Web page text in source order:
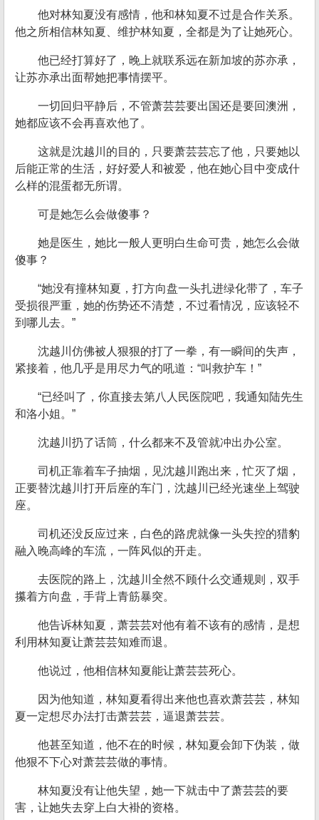
他对林知夏没有感情，他和林知夏不过是合作关系。
他之所相信林知夏、维护林知夏，全都是为了让她死心。
他已经打算好了，晚上就联系远在新加坡的苏亦承，
让苏亦承出面帮她把事情摆平。
一切回归平静后，不管萧芸芸要出国还是要回澳洲，
她都应该不会再喜欢他了。
这就是沈越川的目的，只要萧芸芸忘了他，只要她以
后能正常的生活，好好爱人和被爱，他在她心目中变成什
么样的混蛋都无所谓。
可是她怎么会做傻事？
她是医生，她比一般人更明白生命可贵，她怎么会做
傻事？
“她没有撞林知夏，打方向盘一头扎进绿化带了，车子
受损很严重，她的伤势还不清楚，不过看情况，应该轻不
到哪儿去。”
沈越川仿佛被人狠狠的打了一拳，有一瞬间的失声，
紧接着，他几乎是用尽力气的吼道：“叫救护车！”
“已经叫了，你直接去第八人民医院吧，我通知陆先生
和洛小姐。”
沈越川扔了话筒，什么都来不及管就冲出办公室。
司机正靠着车子抽烟，见沈越川跑出来，忙灭了烟，
正要替沈越川打开后座的车门，沈越川已经光速坐上驾驶
座。
司机还没反应过来，白色的路虎就像一头失控的猎豹
融入晚高峰的车流，一阵风似的开走。
去医院的路上，沈越川全然不顾什么交通规则，双手
攥着方向盘，手背上青筋暴突。
他告诉林知夏，萧芸芸对他有着不该有的感情，是想
利用林知夏让萧芸芸知难而退。
他说过，他相信林知夏能让萧芸芸死心。
因为他知道，林知夏看得出来他也喜欢萧芸芸，林知
夏一定想尽办法打击萧芸芸，逼退萧芸芸。
他甚至知道，他不在的时候，林知夏会卸下伪装，做
他狠不下心对萧芸芸做的事情。
林知夏没有让他失望，她一下就击中了萧芸芸的要
害，让她失去穿上白大褂的资格。